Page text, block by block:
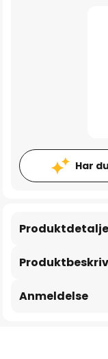
Har
Anmeldelse